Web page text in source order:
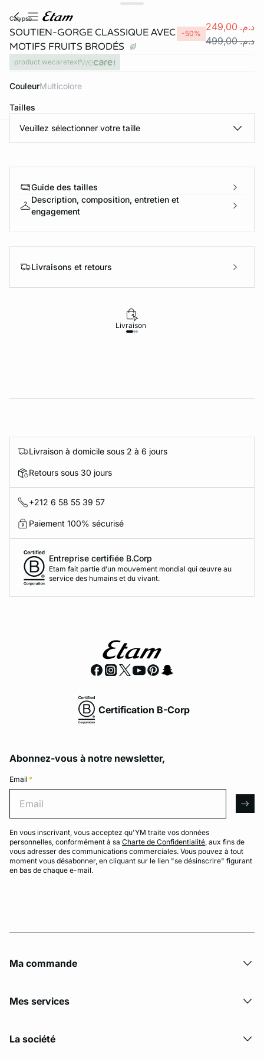
calypso
SOUTIEN-GORGE CLASSIQUE AVEC
MOTIFS FRUITS BRODÉS
-50%
د.م. 249,00
د.م. 499,00
product.wecaretext
Couleur multicolore
Tailles
Veuillez sélectionner votre taille
Guide des tailles
Description, composition, entretien et
engagement
Livraisons et retours
Livraison
Livraison à domicile sous 2 à 6 jours
Retours sous 30 jours
+212 6 58 55 39 57
Paiement 100% sécurisé
Entreprise certifiée B.Corp
Etam fait partie d’un mouvement mondial qui œuvre au
service des humains et du vivant.
Certification B-Corp
Abonnez-vous à notre newsletter,
Email *
En vous inscrivant, vous acceptez qu'YM traite vos données
personnelles, conformément à sa Charte de Confidentialité, aux fins de
vous adresser des communications commerciales. Vous pouvez à tout
moment vous désabonner, en cliquant sur le lien "se désinscrire" figurant
en bas de chaque e-mail.
Ma commande
Mes services
La société